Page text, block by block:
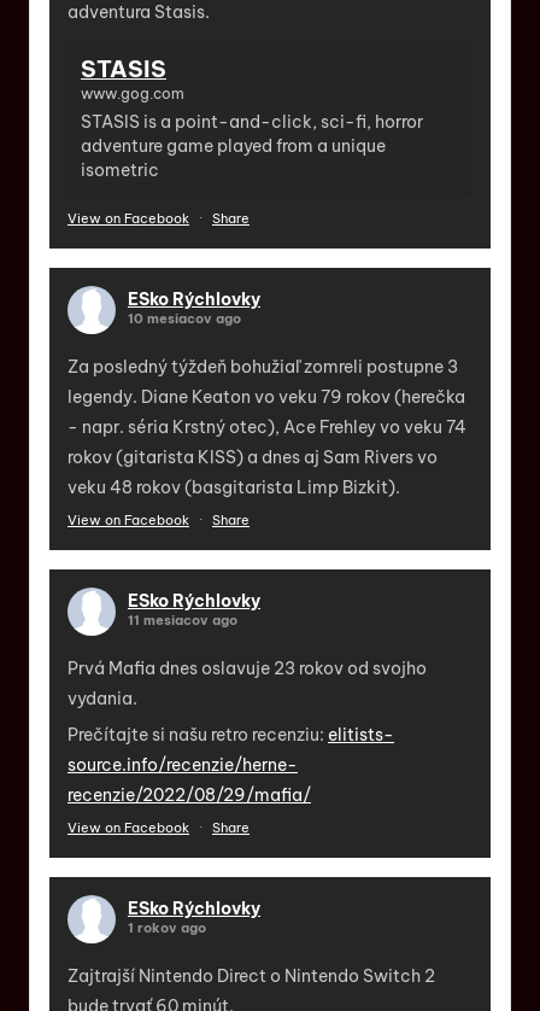
adventura Stasis.
STASIS
www.gog.com
STASIS is a point-and-click, sci-fi, horror
adventure game played from a unique
isometric
View on Facebook · Share
ESko Rýchlovky
10 mesiacov ago
Za posledný týždeň bohužiaľ zomreli postupne 3
legendy. Diane Keaton vo veku 79 rokov (herečka
- napr. séria Krstný otec), Ace Frehley vo veku 74
rokov (gitarista KISS) a dnes aj Sam Rivers vo
veku 48 rokov (basgitarista Limp Bizkit).
View on Facebook · Share
ESko Rýchlovky
11 mesiacov ago
Prvá Mafia dnes oslavuje 23 rokov od svojho
vydania.
Prečítajte si našu retro recenziu: elitists-
source.info/recenzie/herne-
recenzie/2022/08/29/mafia/
View on Facebook · Share
ESko Rýchlovky
1 rokov ago
Zajtrajší Nintendo Direct o Nintendo Switch 2
bude trvať 60 minút.